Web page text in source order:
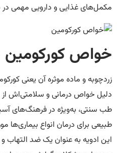
مکمل‌های غذایی و دارویی مهمی
خواص کورکومین
زردچوبه و ماده موثره آن یعنی
دلیل خواص درمانی و سلامتی‌اش از
طب سنتی، به‌ویژه در فرهنگ‌های
طبیعی برای درمان انواع بیماری‌ها
این ادویه به عنوان یک ضد